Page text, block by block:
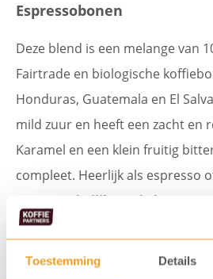
Toestemming Details
Espressobonen
Deze blend is een melange van
Fairtrade en biologische
Honduras, Guatemala en El
mild zuur en heeft een zacht en
Karamel en een klein fruitig
compleet. Heerlijk als espresso
zakelijke webshop
webshop
. Ook verkrijgbaar in